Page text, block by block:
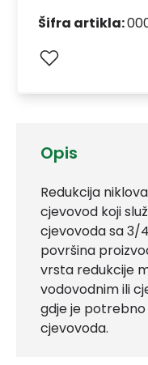
Opis
Redukcija
cjevovod koji
cjevovoda sa 3/
površina
vrsta redukcije
vodovodnim ili
gdje je
cjevovoda.
Šifra artikla: